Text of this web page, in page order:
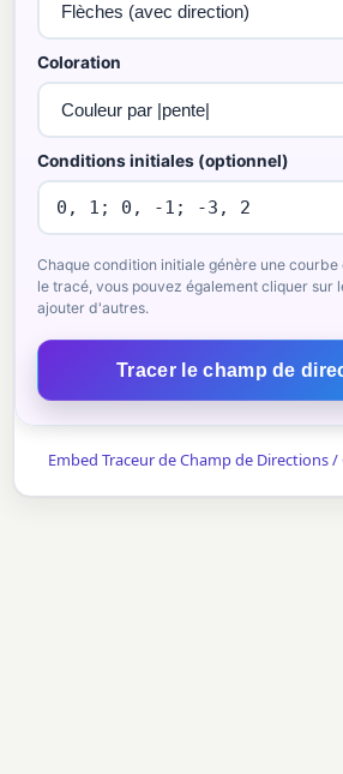
Coloration
Conditions initiales (optionnel)
Chaque condition initiale génère une courbe
le tracé, vous pouvez également cliquer sur
ajouter d'autres.
Tracer le champ de
Embed Traceur de Champ de Directions